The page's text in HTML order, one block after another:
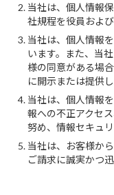
当社は、個人情報
社規程を役員およ
当社は、個人情報
います。また、当
様の同意がある場
に開示または提供し
当社は、個人情報
報への不正アクセ
努め、情報セキュ
当社は、お客様か
ご請求に誠実かつ